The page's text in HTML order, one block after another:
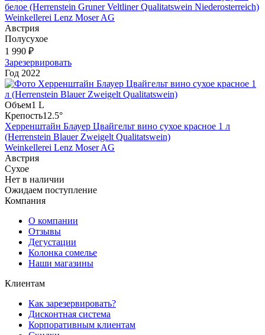
белое (Herrenstein Gruner Veltliner Qualitatswein Niederosterreich)
Weinkellerei Lenz Moser AG
Австрия
Полусухое
1 990 ₽
Зарезервировать
Год 2022
Объем1 L
Крепость12.5°
Херренштайн Блауер Цвайгельт вино сухое красное 1 л
(Herrenstein Blauer Zweigelt Qualitatswein)
Weinkellerei Lenz Moser AG
Австрия
Сухое
Нет в наличии
Ожидаем поступление
Компания
О компании
Отзывы
Дегустации
Колонка сомелье
Наши магазины
Клиентам
Как зарезервировать?
Дисконтная система
Корпоративным клиентам